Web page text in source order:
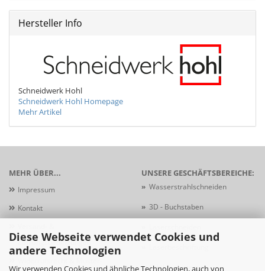
Diese Webseite verwendet Cookies und
andere Technologien
Wir verwenden Cookies und ähnliche Technologien, auch von
Hersteller Info
Schneidwerk Hohl
Schneidwerk Hohl Homepage
Mehr Artikel
MEHR ÜBER...
Impressum
Kontakt
Zahlungsbedingungen
UNSERE GESCHÄFTSBEREICHE:
» Wasserstrahlschneiden
» 3D - Buchstaben
»Schildersysteme